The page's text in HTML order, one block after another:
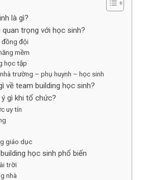
là gì?
trọng với học sinh?
đồng đội
mềm
học tập
trường – phụ huynh – học sinh
về team building học sinh?
gì khi tổ chức?
uy tín
giáo dục
học sinh phổ biến
trời
nhà